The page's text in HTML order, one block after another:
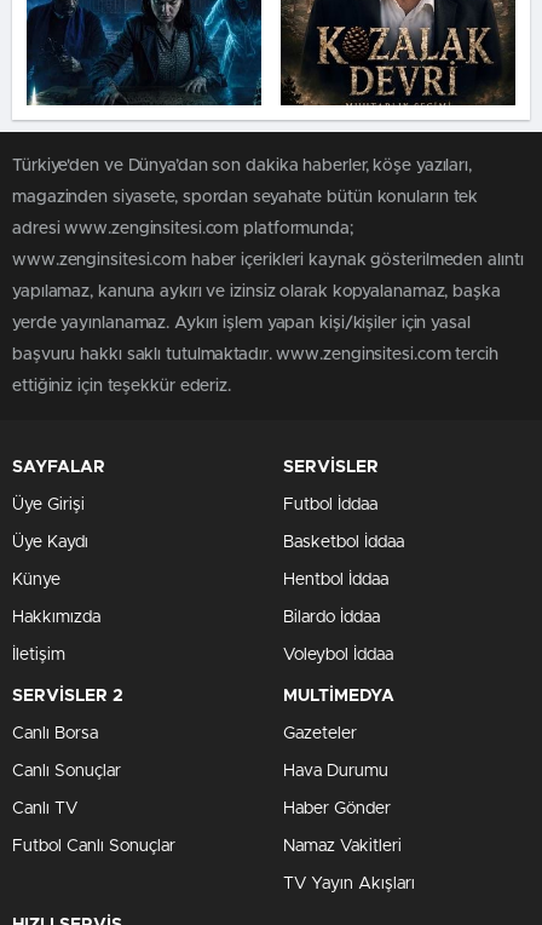
Türkiye'den ve Dünya’dan son dakika haberler, köşe yazıları,
magazinden siyasete, spordan seyahate bütün konuların tek
adresi www.zenginsitesi.com platformunda;
www.zenginsitesi.com haber içerikleri kaynak gösterilmeden alıntı
yapılamaz, kanuna aykırı ve izinsiz olarak kopyalanamaz, başka
yerde yayınlanamaz. Aykırı işlem yapan kişi/kişiler için yasal
başvuru hakkı saklı tutulmaktadır. www.zenginsitesi.com tercih
ettiğiniz için teşekkür ederiz.
SAYFALAR
Üye Girişi
Üye Kaydı
Künye
Hakkımızda
İletişim
SERVİSLER
Futbol İddaa
Basketbol İddaa
Hentbol İddaa
Bilardo İddaa
Voleybol İddaa
SERVİSLER 2
Canlı Borsa
Canlı Sonuçlar
Canlı TV
Futbol Canlı Sonuçlar
MULTİMEDYA
Gazeteler
Hava Durumu
Haber Gönder
Namaz Vakitleri
TV Yayın Akışları